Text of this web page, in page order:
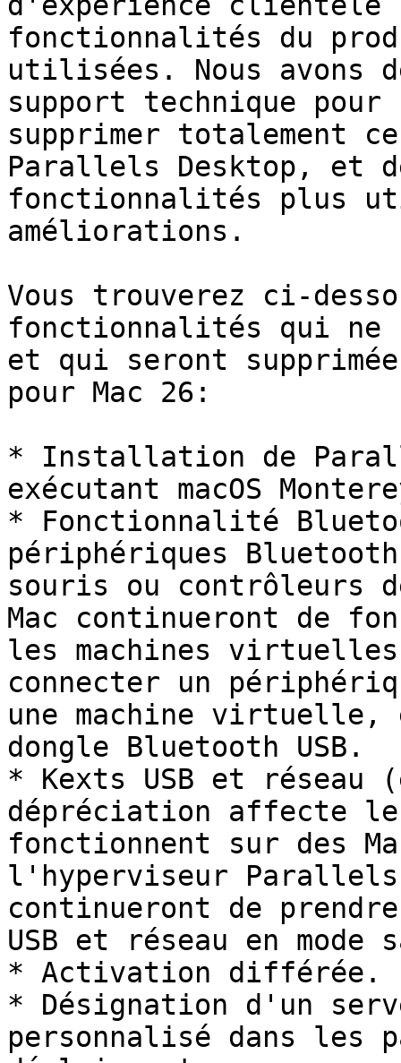
fonctionnalités du
utilisées. Nous avons
support technique
supprimer totalement
Parallels Desktop, et
fonctionnalités plus
améliorations.
Vous trouverez ci-
fonctionnalités qui ne
et qui seront
pour Mac 26:
* Installation de
exécutant macOS
* Fonctionnalité
périphériques
souris ou contrôleurs
Mac continueront de
les machines
connecter un
une machine
dongle Bluetooth USB.
* Kexts USB et réseau
dépréciation affecte
fonctionnent sur des
l'hyperviseur
continueront de
USB et réseau en mode
* Activation différée.
* Désignation d'un
personnalisé dans les